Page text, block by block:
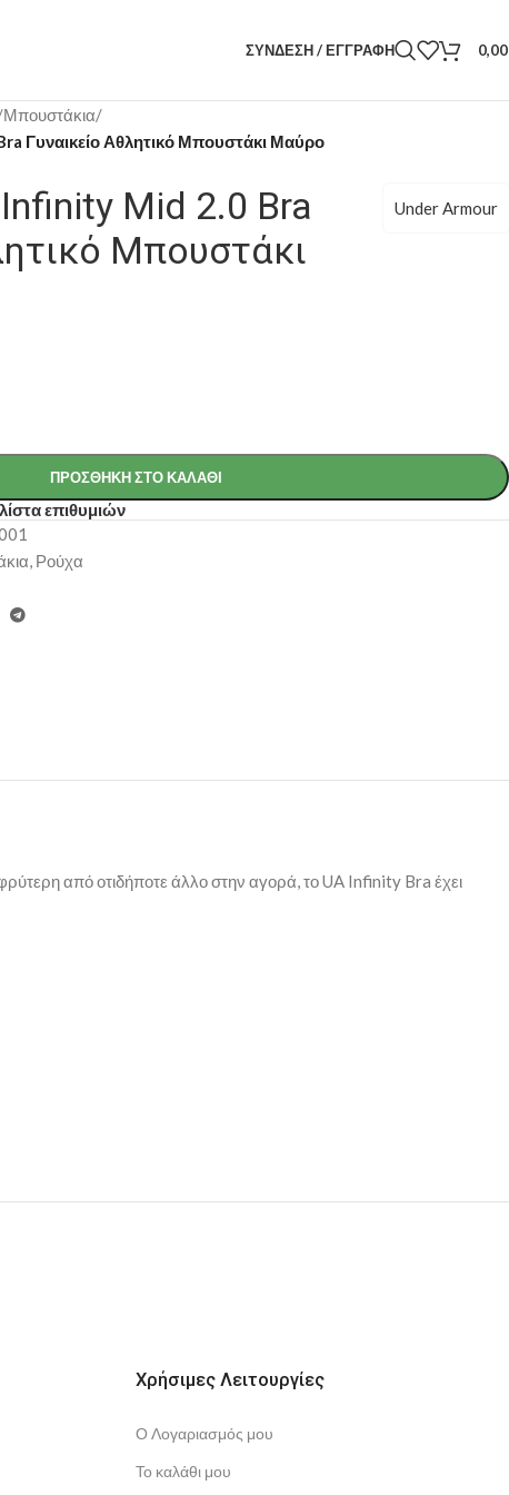
ΣΎΝΔΕΣΗ / ΕΓΓΡΑΦΉ
Μπουστάκια/
Γυναικείο Αθλητικό Μπουστάκι Μαύρο
Mid 2.0 Bra
Μπουστάκι
Under Armour
ΠΡΟΣΘΉΚΗ ΣΤΟ ΚΑΛΆΘΙ
επιθυμιών
, Ρούχα
από οτιδήποτε άλλο στην αγορά, το UA Infinity Bra έχει
Χρήσιμες Λειτουργίες
Ο Λογαριασμός μου
Το καλάθι μου